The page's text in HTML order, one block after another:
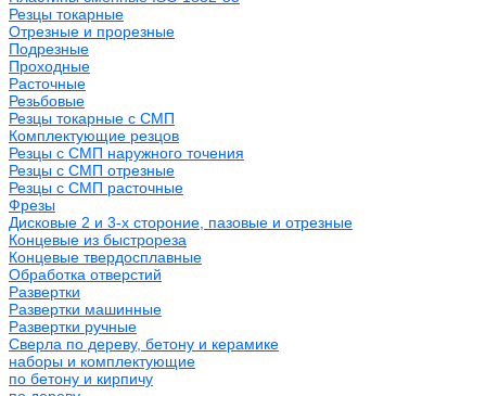
Резцы токарные
Отрезные и прорезные
Подрезные
Проходные
Расточные
Резьбовые
Резцы токарные с СМП
Комплектующие резцов
Резцы с СМП наружного точения
Резцы с СМП отрезные
Резцы с СМП расточные
Фрезы
Дисковые 2 и 3-х стороние, пазовые и отрезные
Концевые из быстрореза
Концевые твердосплавные
Обработка отверстий
Развертки
Развертки машинные
Развертки ручные
Сверла по дереву, бетону и керамике
наборы и комплектующие
по бетону и кирпичу